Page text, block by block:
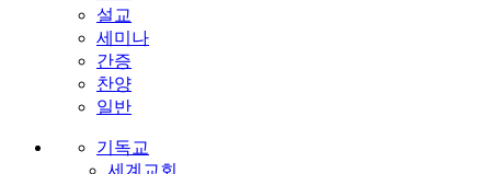
설교
세미나
간증
찬양
일반
기독교
세계교회